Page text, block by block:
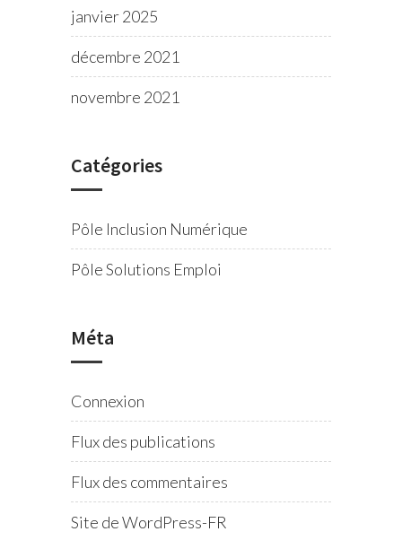
janvier 2025
décembre 2021
novembre 2021
Catégories
Pôle Inclusion Numérique
Pôle Solutions Emploi
Méta
Connexion
Flux des publications
Flux des commentaires
Site de WordPress-FR